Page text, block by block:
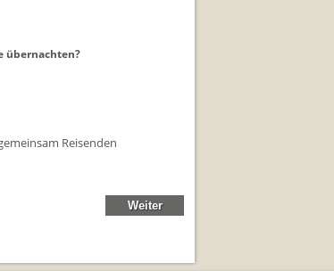
Reiseversicherung
übernachten?
Reisenden